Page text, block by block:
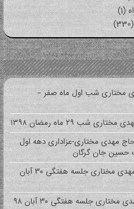
(1)
مختاری شب اول ماه صفر –
شب ۲۹ ماه رمضان ۱۳۹۸
مهدی مختاری-عزاداری دهه اول
حاج مهدی مختاری جلسه هفتگی ۳۰ آبان
مختاری جلسه هفتگی ۳۰ آبان ۹۸